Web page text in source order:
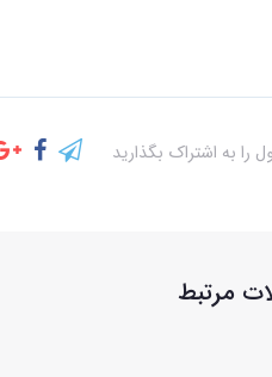
را به اشتراک بگذارید
مرتبط